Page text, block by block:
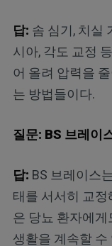
답: 솜 심기, 치실
시아, 각도 교정
어 올려 압력을
는 방법들이다.
질문: BS 브레이
답: BS 브레이스
태를 서서히 교정
은 당뇨 환자에
생활을 계속할 수